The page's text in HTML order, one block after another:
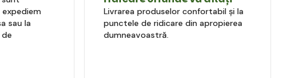
sau la
Livrarea produselor confortabil și la
punctele de ridicare din apropierea
dumneavoastră.